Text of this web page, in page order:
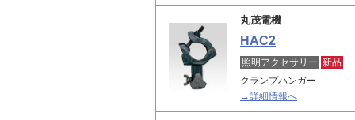
丸茂電機
HAC2
照明アクセサリー 新品
クランプハンガー
→詳細情報へ